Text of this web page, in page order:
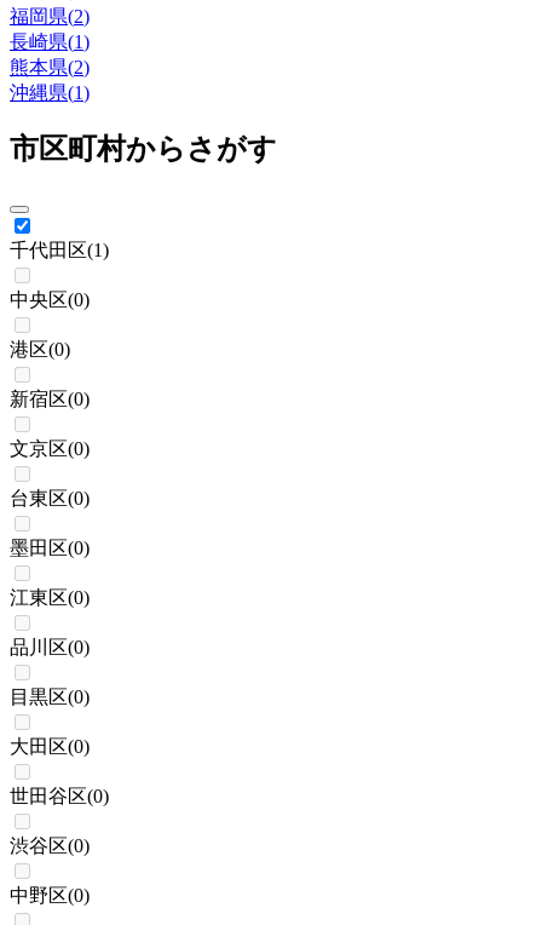
福岡県(2)
長崎県(1)
熊本県(2)
沖縄県(1)
市区町村からさがす
千代田区(1)
中央区(0)
港区(0)
新宿区(0)
文京区(0)
台東区(0)
墨田区(0)
江東区(0)
品川区(0)
目黒区(0)
大田区(0)
世田谷区(0)
渋谷区(0)
中野区(0)